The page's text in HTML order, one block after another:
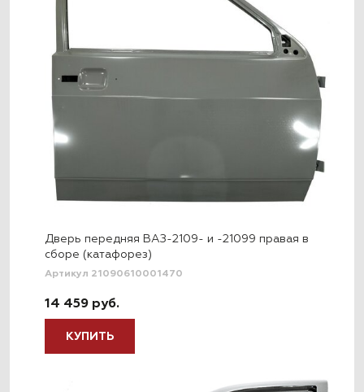
Дверь передняя ВАЗ-2109- и -21099 правая в
сборе (катафорез)
Артикул 21090610001470
14 459 руб.
КУПИТЬ